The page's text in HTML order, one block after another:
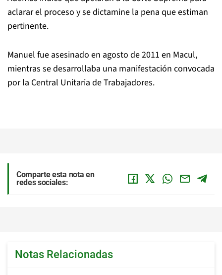
aclarar el proceso y se dictamine la pena que estiman
pertinente.
Manuel fue asesinado en agosto de 2011 en Macul,
mientras se desarrollaba una manifestación convocada
por la Central Unitaria de Trabajadores.
Comparte esta nota en
redes sociales:
Notas Relacionadas